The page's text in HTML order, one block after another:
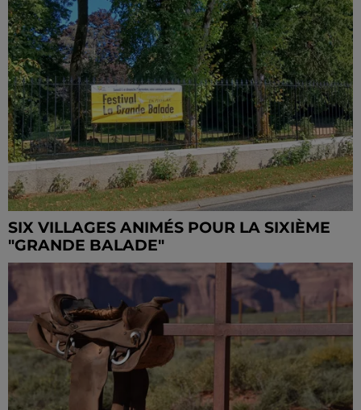
SIX VILLAGES ANIMÉS POUR LA SIXIÈME
"GRANDE BALADE"